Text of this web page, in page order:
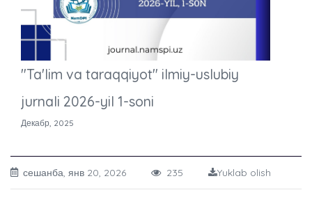
"Ta'lim va taraqqiyot" ilmiy-uslubiy
jurnali 2026-yil 1-soni
Декабр, 2025
сешанба, янв 20, 2026 235 Yuklab olish